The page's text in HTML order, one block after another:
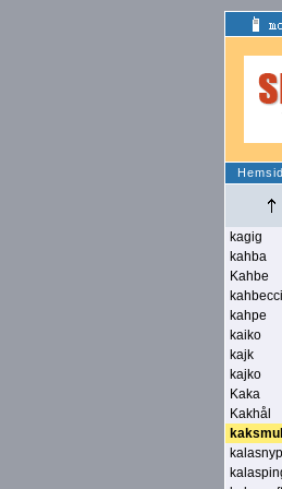
kagig
kahba
Kahbe
kahpe
kaiko
kajk
kajko
Kaka
Kakhål